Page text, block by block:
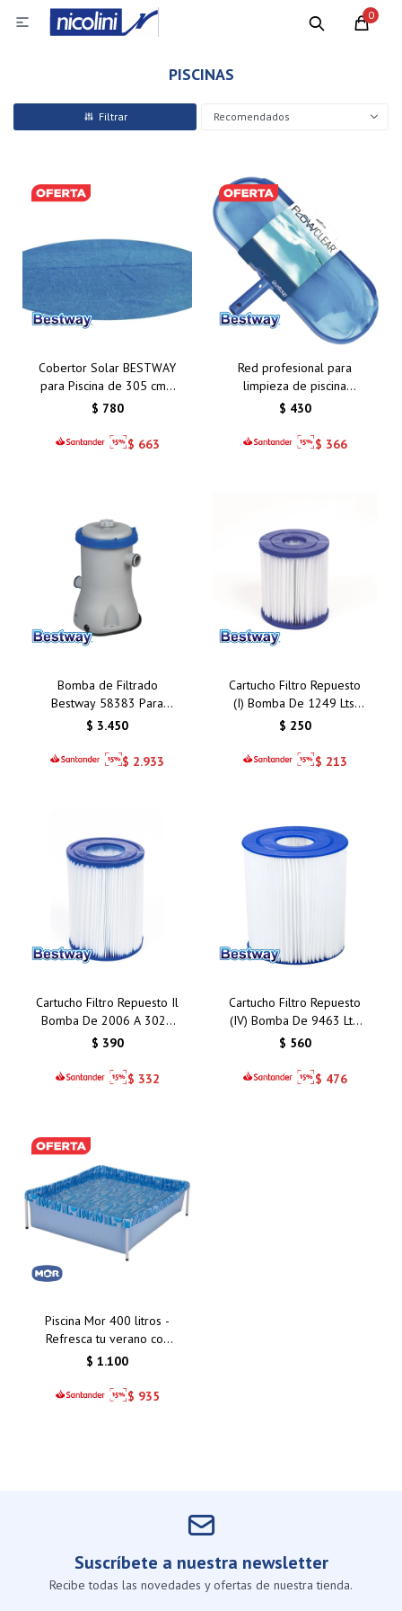
0

PISCINAS
Recomendados
Cobertor Solar BESTWAY
para Piscina de 305 cm -
Modelo 58241: Ahorro de
tu Piscina
$ 780
$ 663
Red profesional para
limpieza de piscina
BESTWAY 58278
$ 430
$ 366
Bomba de Filtrado
Bestway 58383 Para
Filtro Tipo II
$ 3.450
$ 2.933
Cartucho Filtro Repuesto
(I) Bomba De 1249 Lts.
Bestway 58093
$ 250
$ 213
Cartucho Filtro Repuesto Il
Bomba De 2006 A 3028
Lts. Bestway 58094
$ 390
$ 332
Cartucho Filtro Repuesto
(IV) Bomba De 9463 Lts.
Bestway 58095
$ 560
$ 476
Piscina Mor 400 litros -
Refresca tu verano con
calidad y comodidad
$ 1.100
$ 935
Suscríbete a nuestra newsletter
Recibe todas las novedades y ofertas de nuestra tienda.